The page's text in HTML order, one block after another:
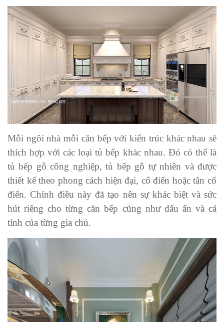
Mỗi ngôi nhà mỗi căn bếp với kiến trúc khác nhau sẽ
thích hợp với các loại tủ bếp khác nhau. Đó có thể là
tủ bếp gỗ công nghiệp, tủ bếp gỗ tự nhiên và được
thiết kế theo phong cách hiện đại, cổ điển hoặc tân cổ
điển. Chính điều này đã tạo nên sự khác biệt và sức
hút riêng cho từng căn bếp cũng như dấu ấn và cá
tính của từng gia chủ.